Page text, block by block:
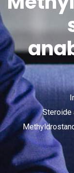
Steroide